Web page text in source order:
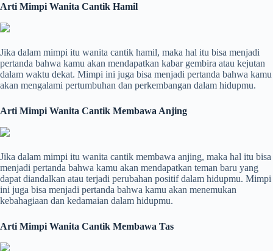
Arti Mimpi Wanita Cantik Hamil
Jika dalam mimpi itu wanita cantik hamil, maka hal itu bisa menjadi
pertanda bahwa kamu akan mendapatkan kabar gembira atau kejutan
dalam waktu dekat. Mimpi ini juga bisa menjadi pertanda bahwa kamu
akan mengalami pertumbuhan dan perkembangan dalam hidupmu.
Arti Mimpi Wanita Cantik Membawa Anjing
Jika dalam mimpi itu wanita cantik membawa anjing, maka hal itu bisa
menjadi pertanda bahwa kamu akan mendapatkan teman baru yang
dapat diandalkan atau terjadi perubahan positif dalam hidupmu. Mimpi
ini juga bisa menjadi pertanda bahwa kamu akan menemukan
kebahagiaan dan kedamaian dalam hidupmu.
Arti Mimpi Wanita Cantik Membawa Tas